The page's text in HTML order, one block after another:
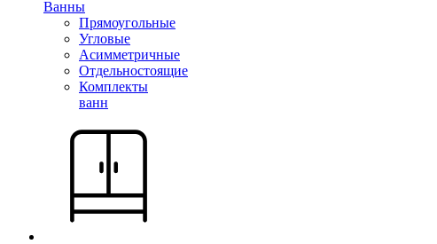
Ванны
Прямоугольные
Угловые
Асимметричные
Отдельностоящие
Комплекты
ванн